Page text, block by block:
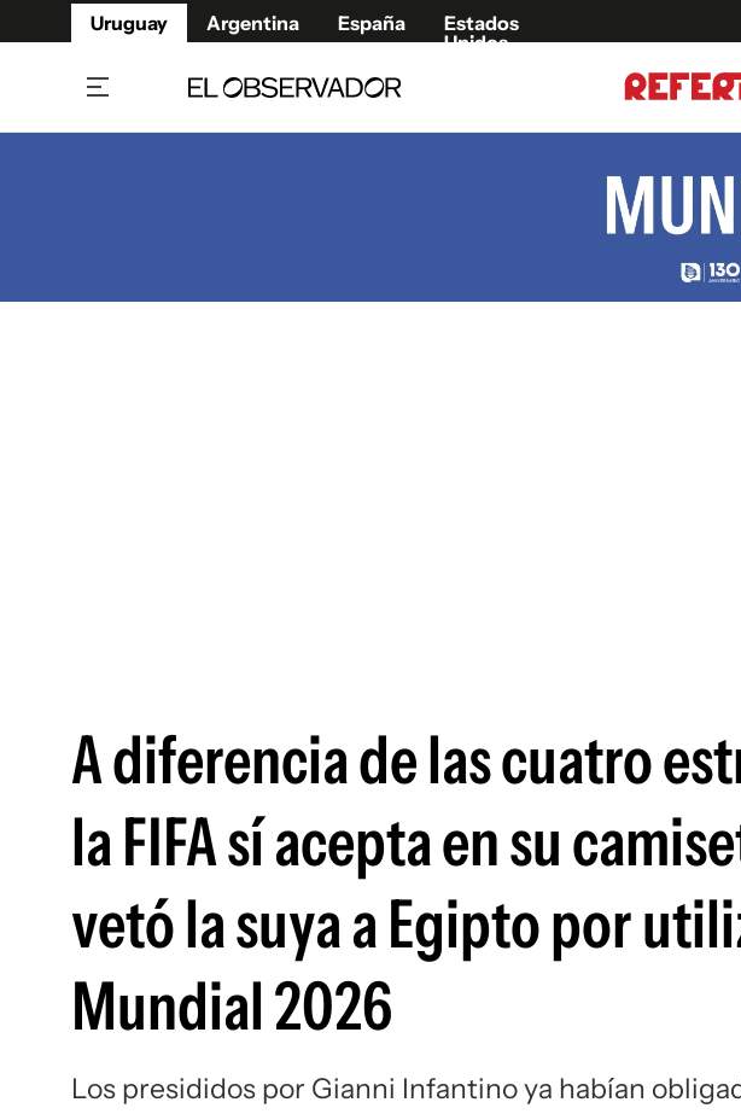
Uruguay Argentina España
Estados
Unidos
A diferencia de las cuatro
la FIFA sí acepta en su
vetó la suya a Egipto por
Mundial 2026
Los presididos por Gianni Infantino ya habían